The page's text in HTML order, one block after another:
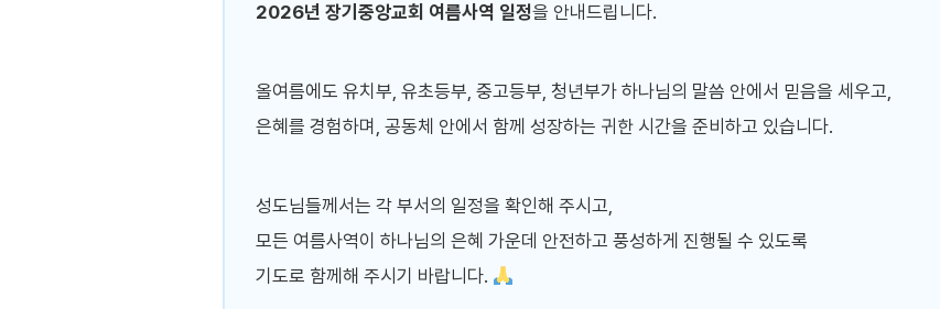
2026년 장기중앙교회 여름사역 일정을 안내드립니다.
올여름에도 유치부, 유초등부, 중고등부, 청년부가 하나님의 말씀 안에서 믿음을 세우고,
은혜를 경험하며, 공동체 안에서 함께 성장하는 귀한 시간을 준비하고 있습니다.
성도님들께서는 각 부서의 일정을 확인해 주시고,
모든 여름사역이 하나님의 은혜 가운데 안전하고 풍성하게 진행될 수 있도록
기도로 함께해 주시기 바랍니다.